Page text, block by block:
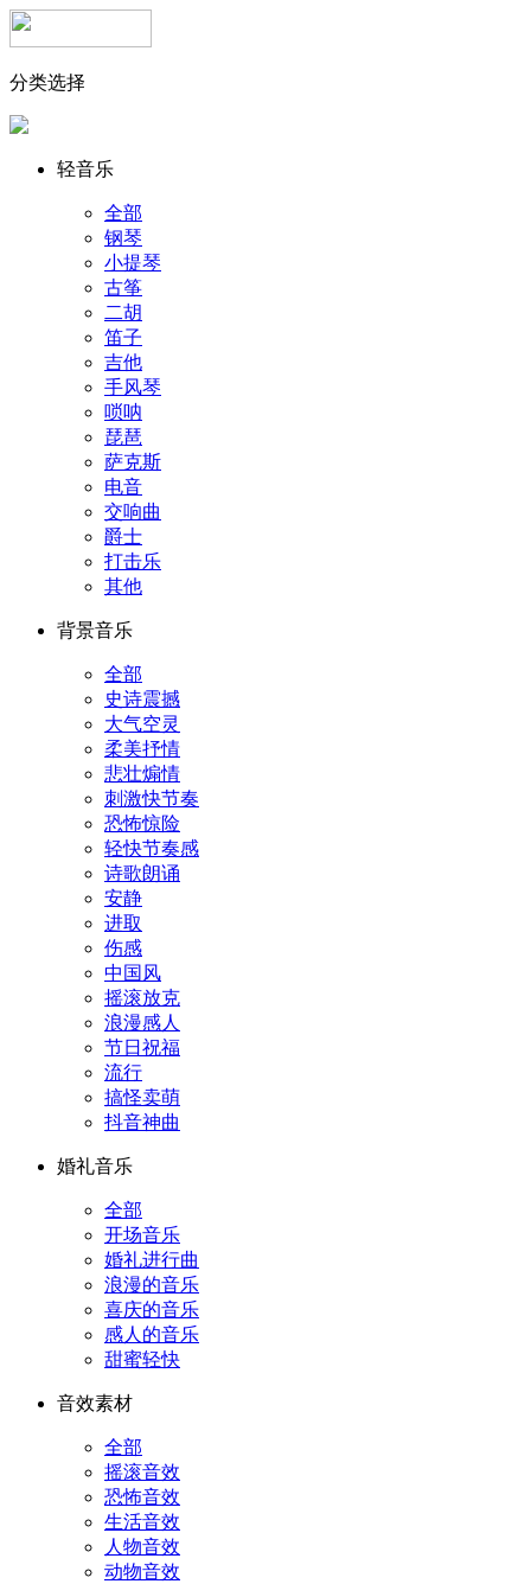
分类选择
轻音乐
全部
钢琴
小提琴
古筝
二胡
笛子
吉他
手风琴
唢呐
琵琶
萨克斯
电音
交响曲
爵士
打击乐
其他
背景音乐
全部
史诗震撼
大气空灵
柔美抒情
悲壮煽情
刺激快节奏
恐怖惊险
轻快节奏感
诗歌朗诵
安静
进取
伤感
中国风
摇滚放克
浪漫感人
节日祝福
流行
搞怪卖萌
抖音神曲
婚礼音乐
全部
开场音乐
婚礼进行曲
浪漫的音乐
喜庆的音乐
感人的音乐
甜蜜轻快
音效素材
全部
摇滚音效
恐怖音效
生活音效
人物音效
动物音效